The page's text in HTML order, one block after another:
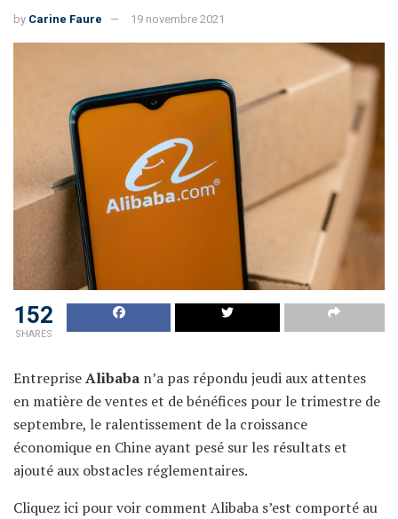
by Carine Faure 19 novembre 2021
152
SHARES
EntrepriseAlibaba n’a pas répondu jeudi aux attentes
en matière de ventes et de bénéfices pour le trimestre de
septembre, le ralentissement de la croissance
économique en Chine ayant pesé sur les résultats et
ajouté aux obstacles réglementaires.
Cliquez ici pour voir comment Alibaba s’est comporté au